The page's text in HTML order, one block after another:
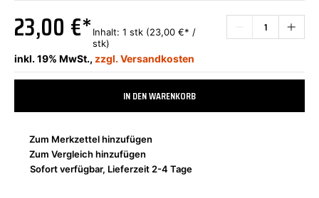
23,00 €* Inhalt:1 stk (23,00 €* /
stk)
inkl. 19% MwSt., zzgl. Versandkosten
IN DEN WARENKORB
Zum Merkzettel hinzufügen
Zum Vergleich hinzufügen
Sofort verfügbar, Lieferzeit 2-4 Tage